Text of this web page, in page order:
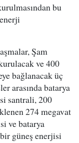
bu
Şam
ve 400
bağlanacak üç
arasında batarya
santrali, 200
274 megavat
ve batarya
güneş enerjisi